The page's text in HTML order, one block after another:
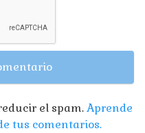
el spam.Aprende
tus comentarios.